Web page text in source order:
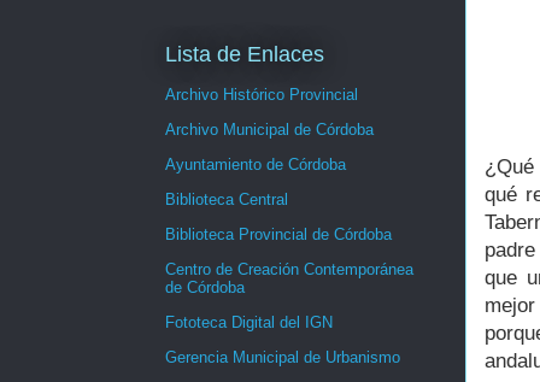
qué
que
Lista de Enlaces
Archivo Histórico Provincial
Archivo Municipal de Córdoba
Ayuntamiento de Córdoba
Biblioteca Central
Biblioteca Provincial de Córdoba
Centro de Creación Contemporánea
de Córdoba
Fototeca Digital del IGN
Gerencia Municipal de Urbanismo